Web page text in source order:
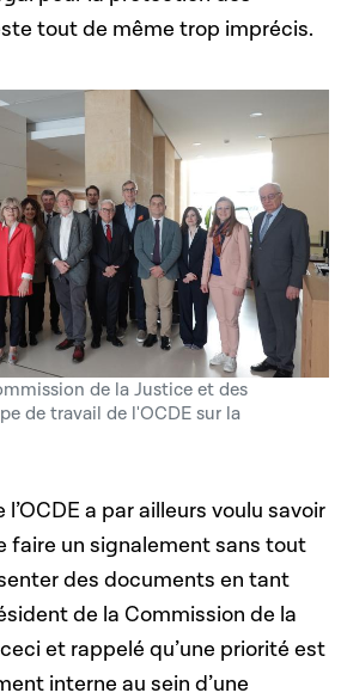
tout de même trop imprécis.
de la Justice et des
de travail de l'OCDE sur la
a par ailleurs voulu savoir
faire un signalement sans tout
des documents en tant
de la Commission de la
et rappelé qu’une priorité est
interne au sein d’une